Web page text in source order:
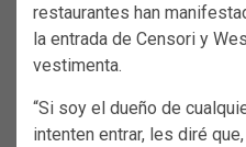
restaurantes han
la entrada de Censori y
vestimenta.
“Si soy el dueño de
intenten entrar, les diré que,